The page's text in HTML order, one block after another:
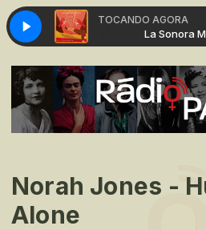
TOCANDO AGORA
- Nazca La Sonora
Norah Jones -
Alone